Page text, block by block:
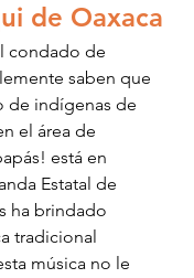
de Oaxaca
condado de
saben que
de indígenas de
el área de
está en
Estatal de
ha brindado
tradicional
música no le